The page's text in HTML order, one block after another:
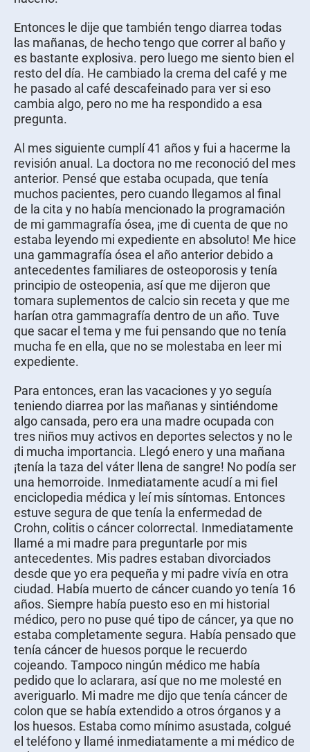
Entonces le dije que también tengo diarrea todas
las mañanas, de hecho tengo que correr al baño y
es bastante explosiva. pero luego me siento bien el
resto del día. He cambiado la crema del café y me
he pasado al café descafeinado para ver si eso
cambia algo, pero no me ha respondido a esa
pregunta.
Al mes siguiente cumplí 41 años y fui a hacerme la
revisión anual. La doctora no me reconoció del mes
anterior. Pensé que estaba ocupada, que tenía
muchos pacientes, pero cuando llegamos al final
de la cita y no había mencionado la programación
de mi gammagrafía ósea, ¡me di cuenta de que no
estaba leyendo mi expediente en absoluto! Me hice
una gammagrafía ósea el año anterior debido a
antecedentes familiares de osteoporosis y tenía
principio de osteopenia, así que me dijeron que
tomara suplementos de calcio sin receta y que me
harían otra gammagrafía dentro de un año. Tuve
que sacar el tema y me fui pensando que no tenía
mucha fe en ella, que no se molestaba en leer mi
expediente.
Para entonces, eran las vacaciones y yo seguía
teniendo diarrea por las mañanas y sintiéndome
algo cansada, pero era una madre ocupada con
tres niños muy activos en deportes selectos y no le
di mucha importancia. Llegó enero y una mañana
¡tenía la taza del váter llena de sangre! No podía ser
una hemorroide. Inmediatamente acudí a mi fiel
enciclopedia médica y leí mis síntomas. Entonces
estuve segura de que tenía la enfermedad de
Crohn, colitis o cáncer colorrectal. Inmediatamente
llamé a mi madre para preguntarle por mis
antecedentes. Mis padres estaban divorciados
desde que yo era pequeña y mi padre vivía en otra
ciudad. Había muerto de cáncer cuando yo tenía 16
años. Siempre había puesto eso en mi historial
médico, pero no puse qué tipo de cáncer, ya que no
estaba completamente segura. Había pensado que
tenía cáncer de huesos porque le recuerdo
cojeando. Tampoco ningún médico me había
pedido que lo aclarara, así que no me molesté en
averiguarlo. Mi madre me dijo que tenía cáncer de
colon que se había extendido a otros órganos y a
los huesos. Estaba como mínimo asustada, colgué
el teléfono y llamé inmediatamente a mi médico de